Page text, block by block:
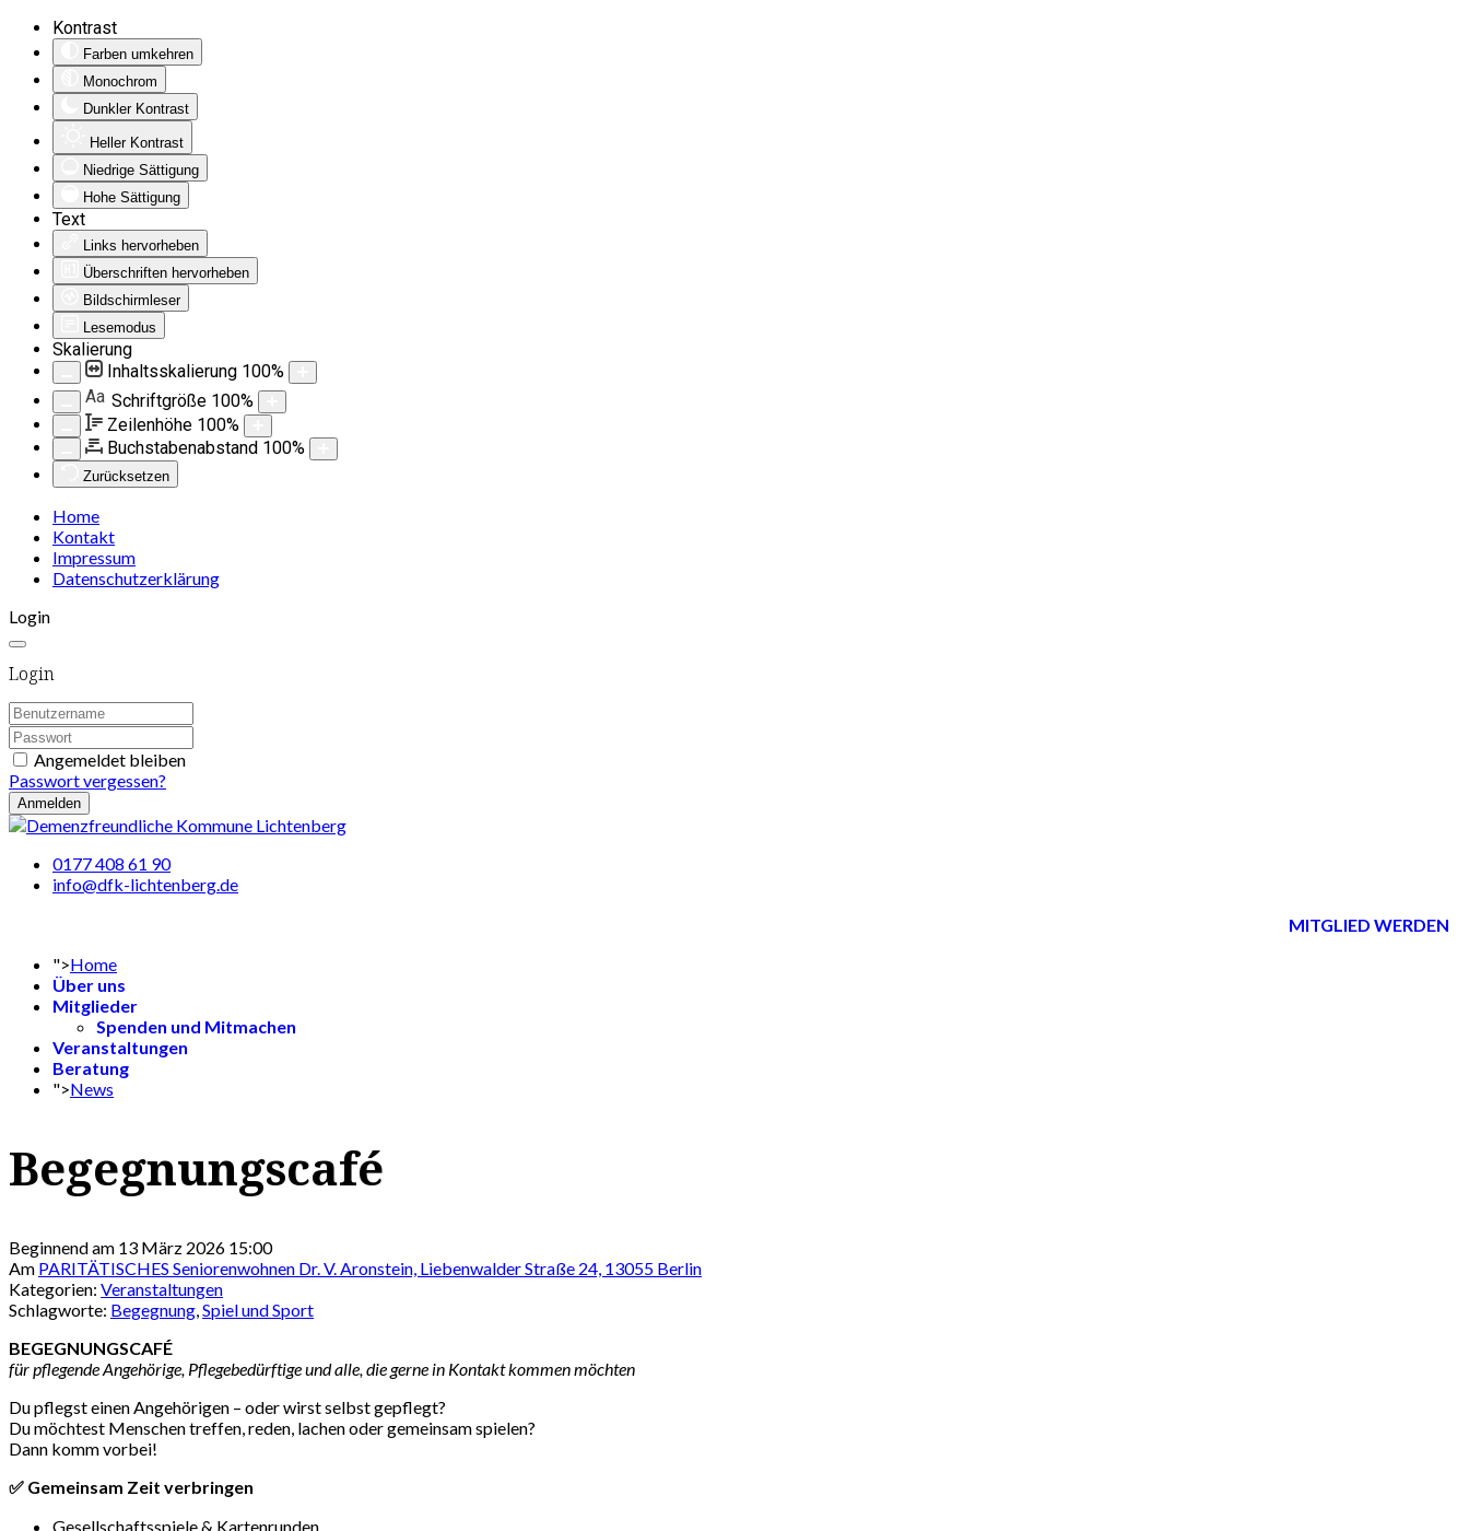
Kontrast
Farben umkehren
Monochrom
Dunkler Kontrast
Heller Kontrast
Niedrige Sättigung
Hohe Sättigung
Text
Links hervorheben
Überschriften hervorheben
Bildschirmleser
Lesemodus
Skalierung
Inhaltsskalierung 100%
Aa Schriftgröße 100%
Zeilenhöhe 100%
Buchstabenabstand 100%
Zurücksetzen
Home
Kontakt
Impressum
Datenschutzerklärung
Login
Login
Angemeldet bleiben
Passwort vergessen?
Anmelden
0177 408 61 90
info@dfk-lichtenberg.de
MITGLIED WERDEN
">Home
Über uns
Mitglieder
Spenden und Mitmachen
Veranstaltungen
Beratung
">News
Begegnungscafé
Beginnend am 13 März 2026 15:00
Am PARITÄTISCHES Seniorenwohnen Dr. V. Aronstein, Liebenwalder Straße 24, 13055 Berlin
Kategorien: Veranstaltungen
Schlagworte: Begegnung,Spiel und Sport
BEGEGNUNGSCAFÉ
für pflegende Angehörige, Pflegebedürftige und alle, die gerne in Kontakt kommen möchten
Du pflegst einen Angehörigen – oder wirst selbst gepflegt?
Du möchtest Menschen treffen, reden, lachen oder gemeinsam spielen?
Dann komm vorbei!
✅ Gemeinsam Zeit verbringen
Gesellschaftsspiele & Kartenrunden